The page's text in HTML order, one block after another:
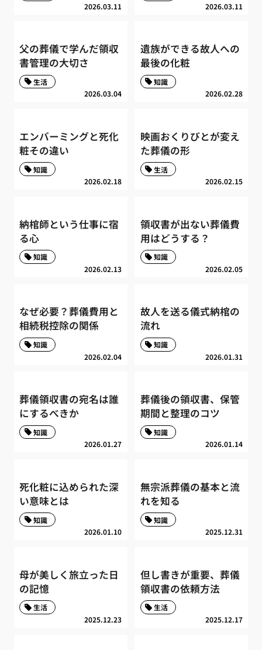
2026.03.11 2026.03.11
父の葬儀で学んだ領収
書管理の大切さ
2026.03.04
生活
遺族ができる故人への
最後の化粧
2026.02.28
知識
エンバーミングと死化
粧その違い
2026.02.18
知識
映画おくりびとが変え
た葬儀の形
2026.02.15
生活
納棺師という仕事に宿
る心
2026.02.13
知識
領収書が出ない葬儀費
用はどうする？
2026.02.05
知識
なぜ必要？葬儀費用と
相続税控除の関係
2026.02.04
知識
故人を送る儀式納棺の
流れ
2026.01.31
知識
葬儀領収書の宛名は誰
にするべきか
2026.01.27
知識
葬儀後の領収書、保管
期間と整理のコツ
2026.01.14
知識
死化粧に込められた深
い意味とは
2026.01.10
知識
無宗派葬儀の基本と流
れを知る
2025.12.31
知識
母が美しく旅立った日
の記憶
2025.12.23
生活
但し書きが重要、葬儀
領収書の依頼方法
2025.12.17
生活